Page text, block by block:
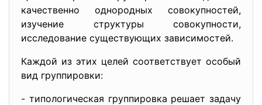
качественно одно­родных совокупностей,
изучение структуры совокупности,
исследова­ние существующих зависимостей.
Каждой из этих целей соответствует особый
вид группировки:
- типологическая группировка решает задачу